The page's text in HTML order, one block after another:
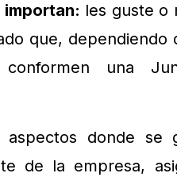
importan: les guste o
que,
conformen una
donde se
de la empresa,